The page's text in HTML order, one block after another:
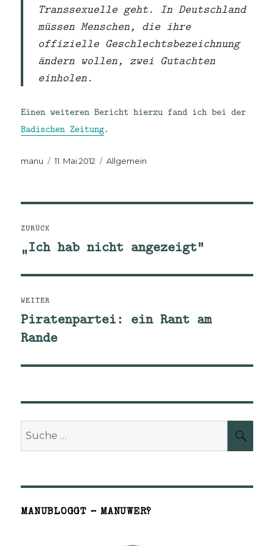
Transsexuelle geht. In Deutschland
müssen Menschen, die ihre
offizielle Geschlechtsbezeichnung
ändern wollen, zwei Gutachten
einholen.
Einen weiteren Bericht hierzu fand ich bei der
Badischen Zeitung.
Autor
manu
Veröffentlicht
11. Mai 2012 Kategorien
Allgemein
ZURÜCK
Vorheriger
„Ich hab nicht angezeigt“
WEITER
Nächster
Beitrag:
Piratenpartei: ein Rant am
Rande
MANUBLOGGT – MANUWER?